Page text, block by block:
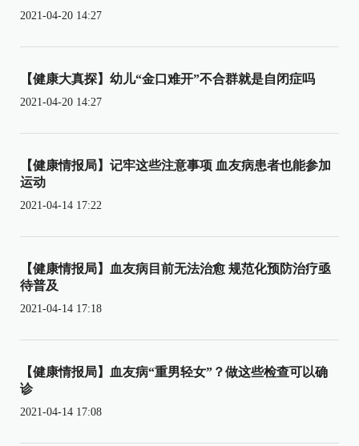
2021-04-20 14:27
【健康大真探】幼儿“金口难开”不合群就是自闭症吗
2021-04-20 14:27
【健康情报局】记牢这些注意事项 血友病患者也能参加
运动
2021-04-14 17:22
【健康情报局】血友病目前无法治愈 规范化预防治疗亟
待普及
2021-04-14 17:18
【健康情报局】血友病“重男轻女”？做这些检查可以确
诊
2021-04-14 17:08